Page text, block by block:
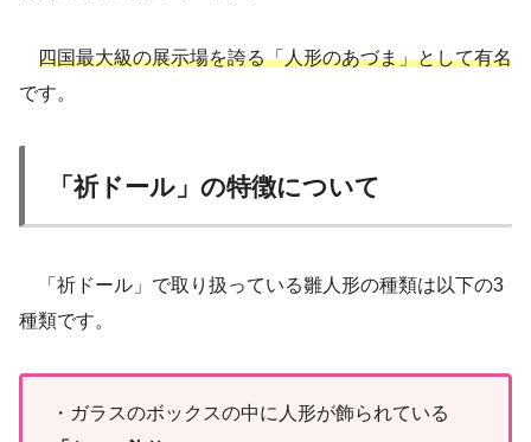
四国最大級の展示場を誇る「人形のあづま」として有名
です。
「祈ドール」の特徴について
「祈ドール」で取り扱っている雛人形の種類は以下の3
種類です。
・ガラスのボックスの中に人形が飾られている